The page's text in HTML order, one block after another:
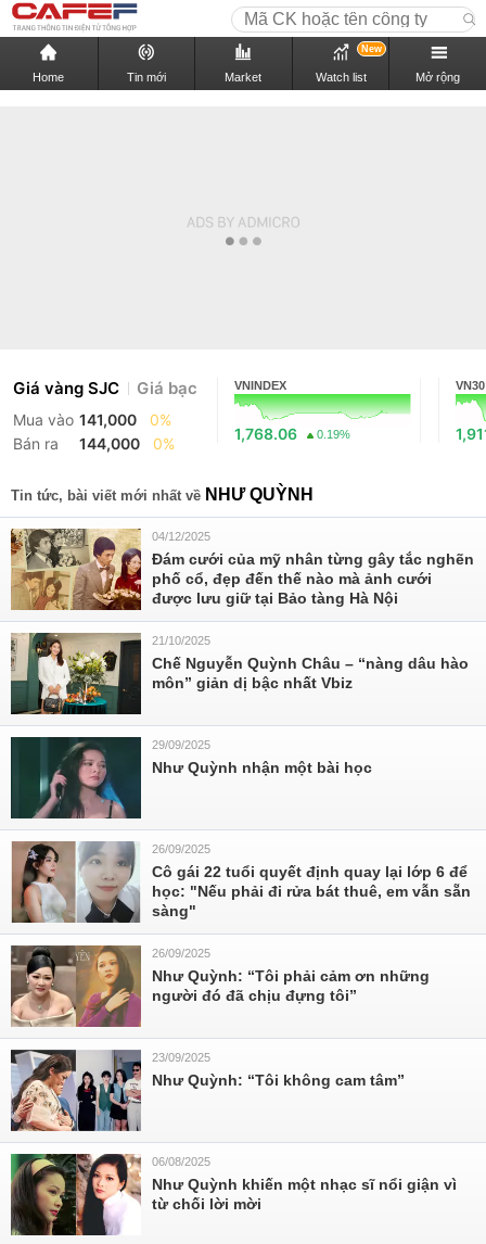
Home Tin mới Market Watch list
New
Mở rộng
Giá vàng SJC Giá bạc
Mua vào 141,000
0%
Bán ra
144,000 0%
VNINDEX
1,768.06 0.19%
VN30
Tin tức, bài viết mới nhất về NHƯ QUỲNH
04/12/2025
Đám cưới của mỹ nhân từng gây tắc nghẽn
phố cổ, đẹp đến thế nào mà ảnh cưới
được lưu giữ tại Bảo tàng Hà Nội
21/10/2025
Chế Nguyễn Quỳnh Châu – “nàng dâu hào
môn” giản dị bậc nhất Vbiz
29/09/2025
Như Quỳnh nhận một bài học
26/09/2025
Cô gái 22 tuổi quyết định quay lại lớp 6 để
học: "Nếu phải đi rửa bát thuê, em vẫn sẵn
sàng"
26/09/2025
Như Quỳnh: “Tôi phải cảm ơn những
người đó đã chịu đựng tôi”
23/09/2025
Như Quỳnh: “Tôi không cam tâm”
06/08/2025
Như Quỳnh khiến một nhạc sĩ nổi giận vì
từ chối lời mời